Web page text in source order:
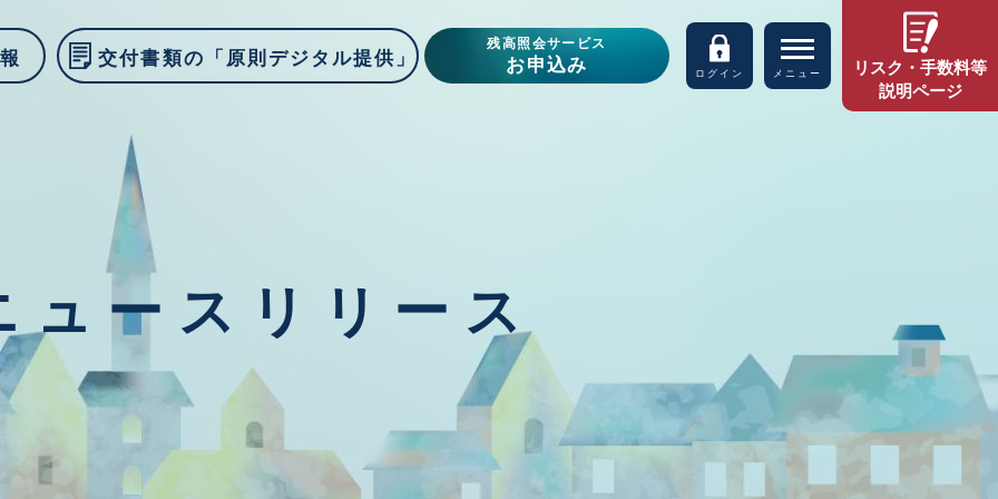
交付書類の「原則デジタル提供」
残高照会サービス
お申込み ログイン メニュー
リスク・手数料等
説明ページ
ュースリリース